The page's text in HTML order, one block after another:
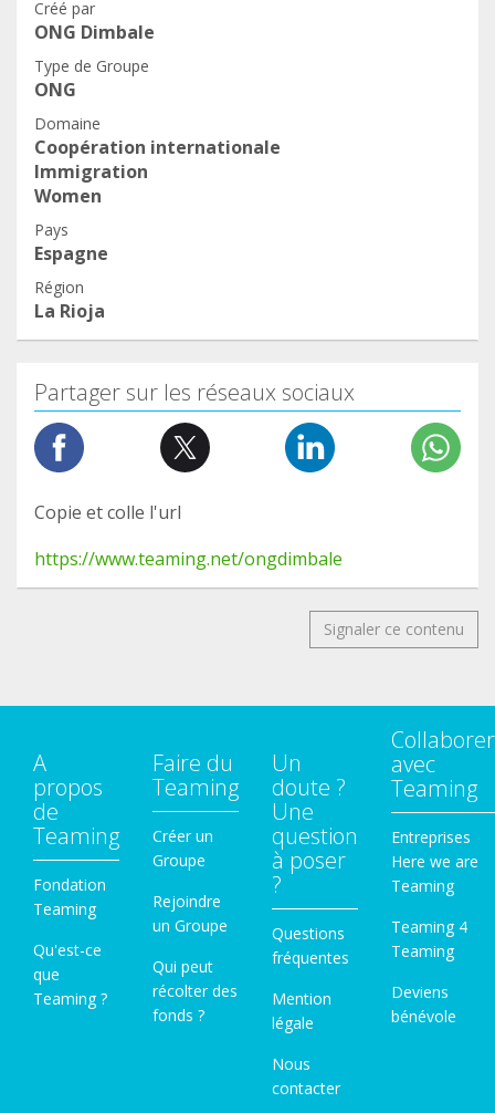
Créé par
ONG Dimbale
Type de Groupe
ONG
Domaine
Coopération internationale
Immigration
Women
Pays
Espagne
Région
La Rioja
Partager sur les réseaux sociaux
Copie et colle l'url
https://www.teaming.net/ongdimbale
Signaler ce contenu
A
propos
de
Teaming
Fondation
Teaming
Qu'est-ce
que
Teaming ?
Faire du
Teaming
Créer un
Groupe
Rejoindre
un Groupe
Qui peut
récolter des
fonds ?
Un
doute ?
Une
question
à poser
?
Questions
fréquentes
Mention
légale
Nous
contacter
Collaborer
avec
Teaming
Entreprises
Here we are
Teaming
Teaming 4
Teaming
Deviens
bénévole